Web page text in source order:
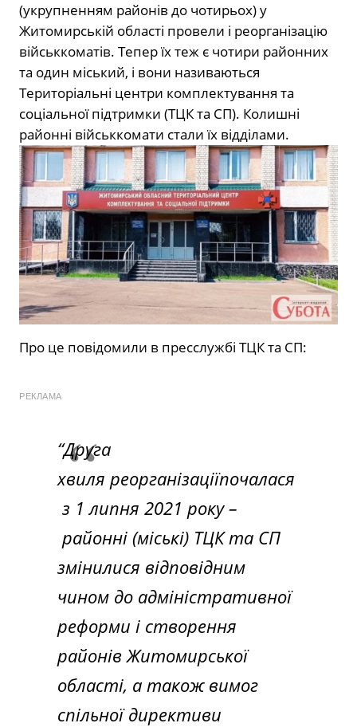
(укрупненням районів до чотирьох) у
Житомирській області провели і реорганізацію
військкоматів. Тепер їх теж є чотири районних
та один міський, і вони називаються
Територіальні центри комплектування та
соціальної підтримки (ТЦК та СП). Колишні
районні військкомати стали їх відділами.
Про це повідомили в пресслужбі ТЦК та СП:
РЕКЛАМА
“Друга
хвиля реорганізаціїпочалася
з 1 липня 2021 року –
районні (міські) ТЦК та СП
змінилися відповідним
чином до адміністративної
реформи і створення
районів Житомирської
області, а також вимог
спільної директиви